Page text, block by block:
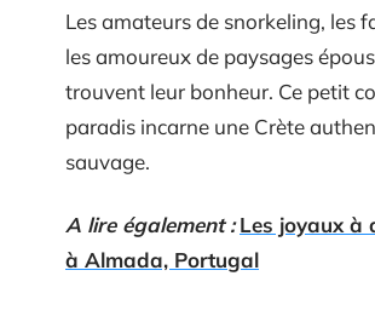
Les amateurs de snorkeling, les
les amoureux de paysages
trouvent leur bonheur. Ce petit
paradis incarne une Crète
sauvage.
A lire également : Les joyaux à
à Almada, Portugal